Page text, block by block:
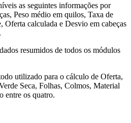
as seguintes informações por
Peso médio em quilos, Taxa de
Oferta calculada e Desvio em cabeças
resumidos de todos os módulos
utilizado para o cálculo de Oferta,
Seca, Folhas, Colmos, Material
entre os quatro.